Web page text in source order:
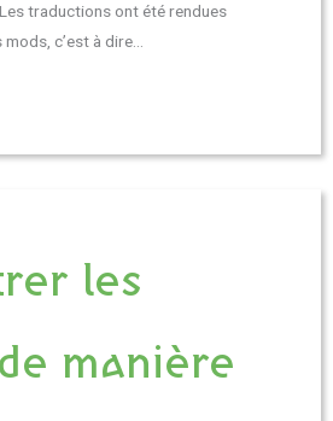
traductions ont été rendues
c’est à dire…
les
manière